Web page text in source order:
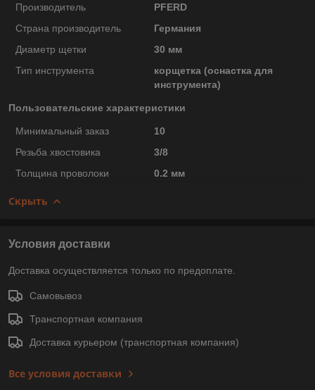
Производитель
PFERD
Страна производитель
Германия
Диаметр щетки
30 мм
Тип инструмента
корщетка (оснастка для
инструмента)
Пользовательские характеристики
Минимальный заказ
10
Резьба хвостовика
3/8
Толщина проволоки
0.2 мм
Скрыть
Условия доставки
Доставка осуществляется только по предоплате.
Самовывоз
Транспортная компания
Доставка курьером (транспортная компания)
Все условия доставки